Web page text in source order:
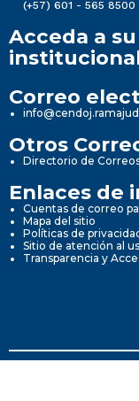
(+57) 601 - 565 8500
Acceda a
Correo
Otros
Directorio de
Enlaces de
Cuentas de correo
Mapa del sitio
Políticas de
Sitio de atención al
Transparencia y